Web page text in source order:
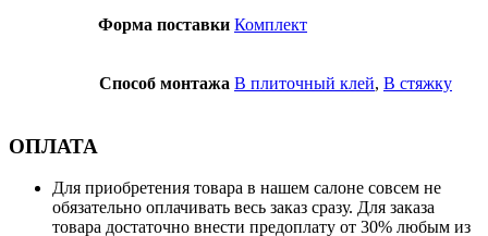
Форма поставки Комплект
Способ монтажа В плиточный клей, В стяжку
ОПЛАТА
Для приобретения товара в нашем салоне совсем не
обязательно оплачивать весь заказ сразу. Для заказа
товара достаточно внести предоплату от 30% любым из